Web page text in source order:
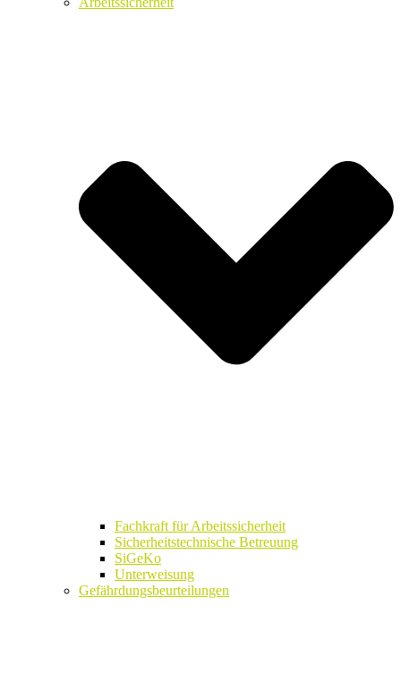
Fachkraft für Arbeitssicherheit
Sicherheitstechnische Betreuung
SiGeKo
Unterweisung
Gefährdungsbeurteilungen